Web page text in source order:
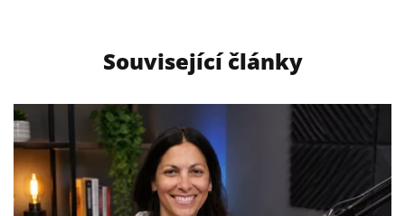
Související články